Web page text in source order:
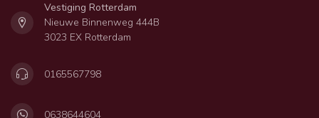
Vestiging Rotterdam
Nieuwe Binnenweg 444B
3023 EX Rotterdam
0165567798
0638644604